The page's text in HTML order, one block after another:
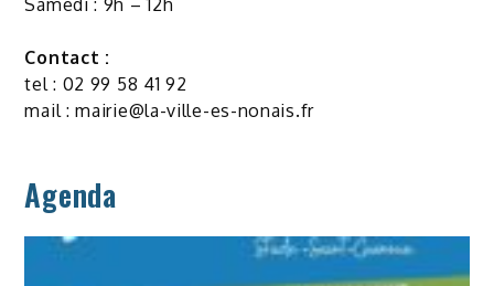
Samedi : 9h – 12h
Contact :
tel : 02 99 58 41 92
mail :mairie@la-ville-es-nonais.fr
Agenda